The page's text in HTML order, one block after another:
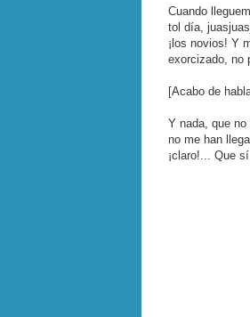
Cuando
tol día,
¡los novios! Y
exorcizado, no
[Acabo de
Y nada, que
no me han
¡claro!... Que